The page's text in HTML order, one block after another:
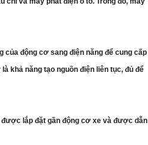
động cơ sang điện năng để cung cấp
khả năng tạo nguồn điện liên tục, đủ để
lắp đặt gần động cơ xe và được dẫn